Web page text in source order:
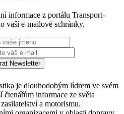
informace z portálu Transport-
vaší e-mailové schránky.
Newsletter
je dlouhodobým lídrem ve svém
čtenářům informace ze světa
a motorismu.